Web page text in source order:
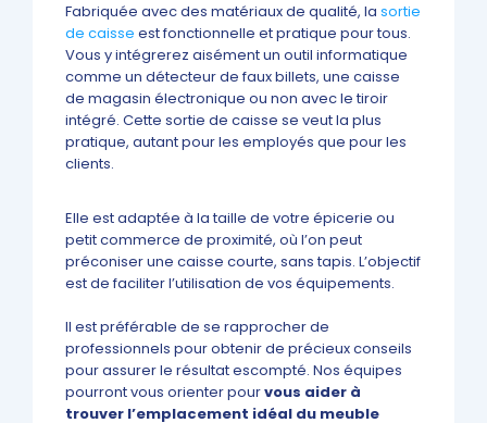
Fabriquée avec des matériaux de qualité, la sortie
de caisse est fonctionnelle et pratique pour tous.
Vous y intégrerez aisément un outil informatique
comme un détecteur de faux billets, une caisse
de magasin électronique ou non avec le tiroir
intégré. Cette sortie de caisse se veut la plus
pratique, autant pour les employés que pour les
clients.
Elle est adaptée à la taille de votre épicerie ou
petit commerce de proximité, où l’on peut
préconiser une caisse courte, sans tapis. L’objectif
est de faciliter l’utilisation de vos équipements.
Il est préférable de se rapprocher de
professionnels pour obtenir de précieux conseils
pour assurer le résultat escompté. Nos équipes
pourront vous orienter pourvous aider à
trouver l’emplacement idéal du meuble